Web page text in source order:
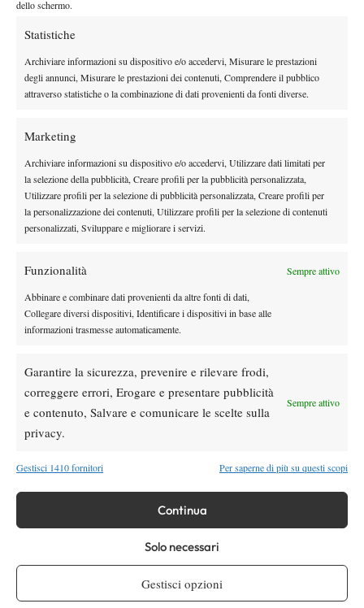
dello schermo.
Statistiche
Archiviare informazioni su dispositivo e/o accedervi, Misurare le prestazioni
degli annunci, Misurare le prestazioni dei contenuti, Comprendere il pubblico
attraverso statistiche o la combinazione di dati provenienti da fonti diverse.
Marketing
Archiviare informazioni su dispositivo e/o accedervi, Utilizzare dati limitati per
la selezione della pubblicità, Creare profili per la pubblicità personalizzata,
Utilizzare profili per la selezione di pubblicità personalizzata, Creare profili per
la personalizzazione dei contenuti, Utilizzare profili per la selezione di contenuti
personalizzati, Sviluppare e migliorare i servizi.
Funzionalità Sempre attivo
Abbinare e combinare dati provenienti da altre fonti di dati,
Collegare diversi dispositivi, Identificare i dispositivi in base alle
informazioni trasmesse automaticamente.
Garantire la sicurezza, prevenire e rilevare frodi,
correggere errori, Erogare e presentare pubblicità
e contenuto, Salvare e comunicare le scelte sulla
privacy.
Sempre attivo
Gestisci 1410 fornitori Per saperne di più su questi scopi
Continua
Solo necessari
Gestisci opzioni
Nonostante il poco tempo a disposizione per le interviste, sceglie
sempre la domanda tattica e va in profondità nei dettagli.Ecco
perché sono d’accordo con te (Petchey, ndr): capisco perché si
possa definire ‘robotico’, ma,per la profondità dei dettagli con
molto di più”.
Sotto la corazza e il viso freddo, da sempre suo marchio di
fabbrica,c’è un ragazzo amante del tennische vive e porta
avanti la passione di un bambino altoatesino “atipico “. Perché
all’età di otto anni Jannik scelse la racchetta e non gli sci.
Masters 1000 Montreal 2026: programma,
orario e ordine di gioco venerdì 7 agosto.
Masters 1000 Montreal 2026: Darderi
rimonta Shang e vola agli ottavi
Masters 1000 Montreal 2026: medical time